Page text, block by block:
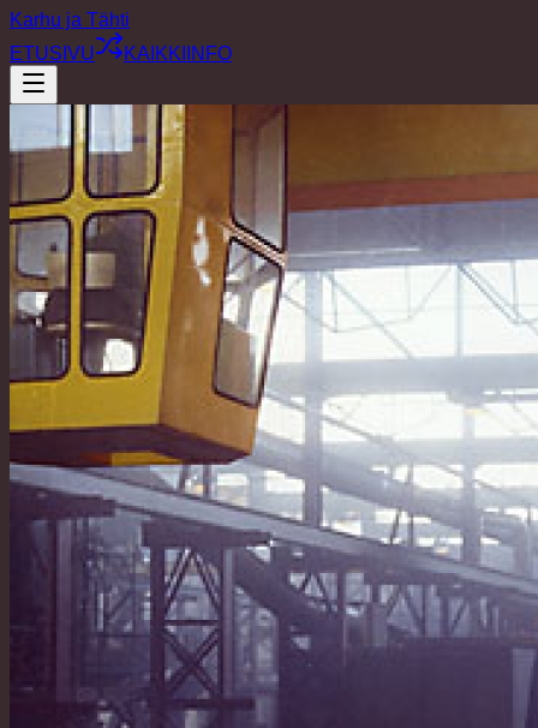
Karhu ja Tähti
ETUSIVU
KAIKKI INFO